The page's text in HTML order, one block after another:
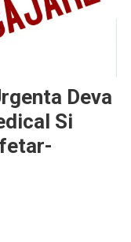
Deva
Si